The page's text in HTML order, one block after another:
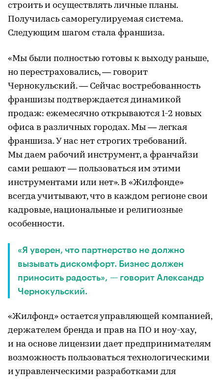
строить и осуществлять личные планы.
Получилась саморегулируемая система.
Следующим шагом стала франшиза.
«Мы были полностью готовы к выходу раньше,
но перестраховались, — говорит
Чернокульский. — Сейчас востребованность
франшизы подтверждается динамикой
продаж: ежемесячно открываются 1-2 новых
офиса в различных городах. Мы — легкая
франшиза. У нас нет строгих требований.
Мы даем рабочий инструмент, а франчайзи
сами решают — пользоваться им этими
инструментами или нет». В «Жилфонде»
всегда учитывают, что в каждом регионе свои
кадровые, национальные и религиозные
особенности.
«Я уверен, что партнерство не должно
вызывать дискомфорт. Бизнес должен
приносить радость», — говорит Александр
Чернокульский.
«Жилфонд» остается управляющей компанией,
держателем бренда и прав на ПО и ноу-хау,
и на основе лицензии дает предпринимателям
возможность пользоваться технологическими
и управленческими разработками для